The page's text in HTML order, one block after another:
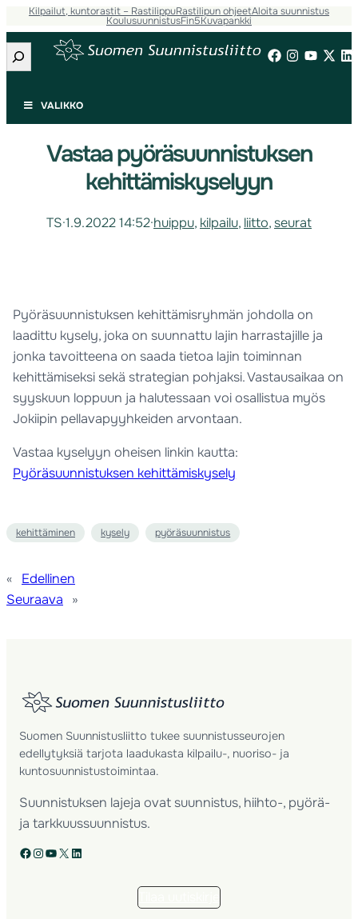
Kilpailut, kuntorastit – RastilippuRastilipun ohjeetAloita suunnistus
KoulusuunnistusFin5Kuvapankki
Etsi
VALIKKO
Vastaa pyöräsuunnistuksen
kehittämiskyselyyn
TS·1.9.2022 14:52·huippu, kilpailu, liitto, seurat
Pyöräsuunnistuksen kehittämisryhmän johdolla on
laadittu kysely, joka on suunnattu lajin harrastajille ja
jonka tavoitteena on saada tietoa lajin toiminnan
kehittämiseksi sekä strategian pohjaksi. Vastausaikaa on
syyskuun loppuun ja halutessaan voi osallistua myös
Jokiipin pellavapyyhkeiden arvontaan.
Vastaa kyselyyn oheisen linkin kautta:
Pyöräsuunnistuksen kehittämiskysely
kehittäminen kysely pyöräsuunnistus
«
Edellinen
Seuraava
»
Suomen Suunnistusliitto tukee suunnistusseurojen
edellytyksiä tarjota laadukasta kilpailu-, nuoriso- ja
kuntosuunnistustoimintaa.
Suunnistuksen lajeja ovat suunnistus, hiihto-, pyörä-
ja tarkkuussuunnistus.
Facebook Instagram YouTube X LinkedIn